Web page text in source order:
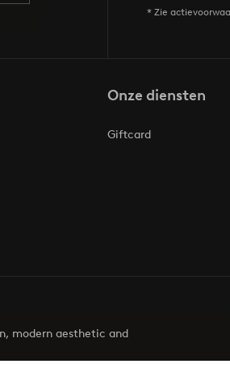
* Zie
Onze diensten
Giftcard
modern aesthetic and